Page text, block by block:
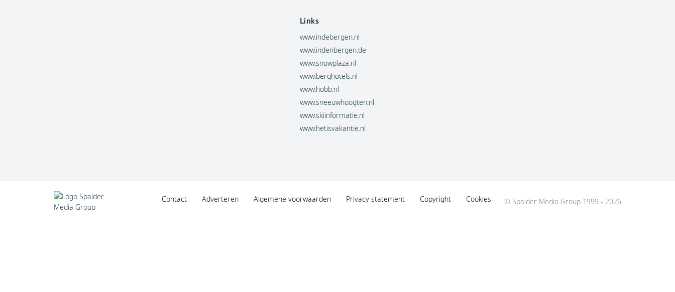
Links
www.indebergen.nl
www.indenbergen.de
www.snowplaza.nl
www.berghotels.nl
www.hobb.nl
www.sneeuwhoogten.nl
www.skiinformatie.nl
www.hetisvakantie.nl
Contact Adverteren Algemene voorwaarden Privacy statement Copyright Cookies © Spalder Media Group 1999 - 2026